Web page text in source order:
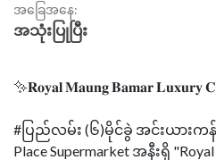
အခြေအနေ:
အသုံးပြုပြီး
✨𝐑𝐨𝐲𝐚𝐥 𝐌𝐚𝐮𝐧𝐠 𝐁𝐚𝐦𝐚𝐫 𝐋𝐮𝐱𝐮𝐫𝐲
#ပြည်လမ်း (၆)မိုင်ခွဲ အင်းယားကန်
Place Supermarket အနီးရှိ